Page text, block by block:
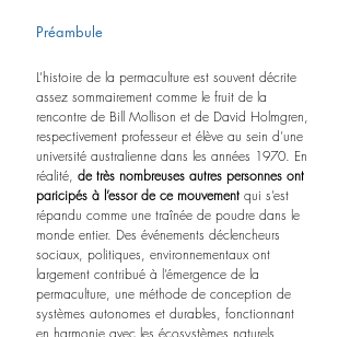
Préambule
L’histoire de la permaculture est souvent décrite
assez sommairement comme le fruit de la
rencontre de Bill Mollison et de David Holmgren,
respectivement professeur et élève au sein d’une
université australienne dans les années 1970. En
réalité, de très nombreuses autres personnes ont
paricipés à l’essor de ce mouvement qui s’est
répandu comme une traînée de poudre dans le
monde entier. Des événements déclencheurs
sociaux, politiques, environnementaux ont
largement contribué à l’émergence de la
permaculture, une méthode de conception de
systèmes autonomes et durables, fonctionnant
en harmonie avec les écosystèmes naturels.